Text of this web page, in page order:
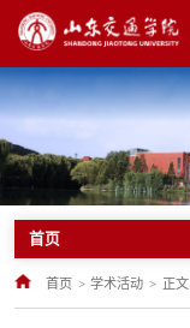
首页
首页 > 学术活动 > 正文